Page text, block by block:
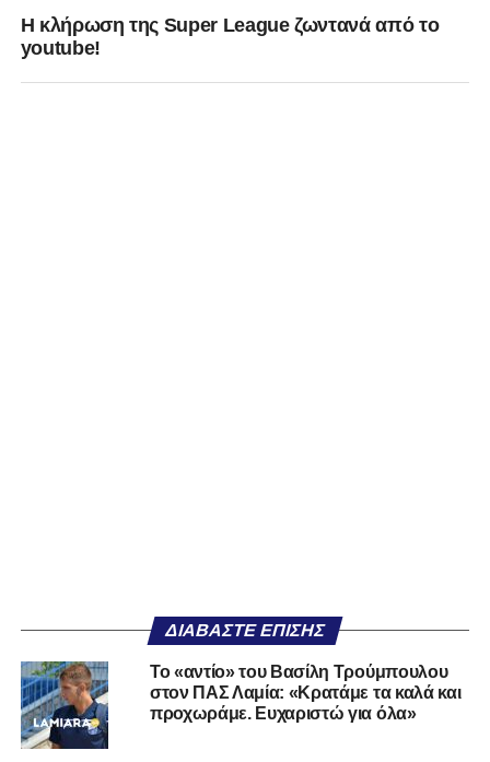
Η κλήρωση της Super League ζωντανά από το
youtube!
ΔΙΑΒΆΣΤΕ ΕΠΊΣΗΣ
Το «αντίο» του Βασίλη Τρούμπουλου
στον ΠΑΣ Λαμία: «Κρατάμε τα καλά και
προχωράμε. Ευχαριστώ για όλα»